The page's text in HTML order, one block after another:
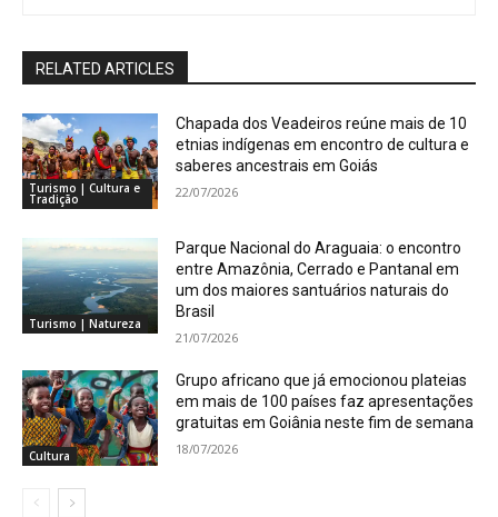
RELATED ARTICLES
Turismo | Cultura e
Tradição
Chapada dos Veadeiros reúne mais de 10
etnias indígenas em encontro de cultura e
saberes ancestrais em Goiás
22/07/2026
Turismo | Natureza
Parque Nacional do Araguaia: o encontro
entre Amazônia, Cerrado e Pantanal em
um dos maiores santuários naturais do
Brasil
21/07/2026
Cultura
Grupo africano que já emocionou plateias
em mais de 100 países faz apresentações
gratuitas em Goiânia neste fim de semana
18/07/2026